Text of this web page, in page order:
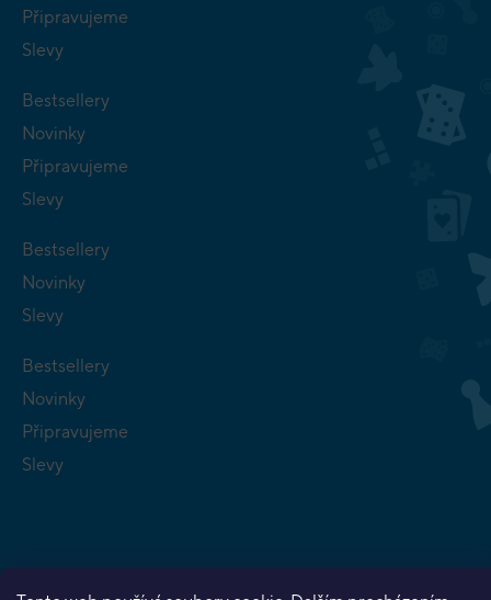
Připravujeme
Slevy
Bestsellery
Novinky
Připravujeme
Slevy
Bestsellery
Novinky
Slevy
Bestsellery
Novinky
Připravujeme
Slevy